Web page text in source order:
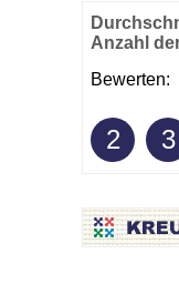
Anzahl
Bewerten:
2 3